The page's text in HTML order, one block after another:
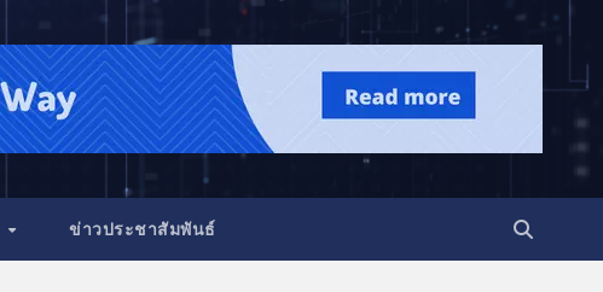
ข่าวประชาสัมพันธ์